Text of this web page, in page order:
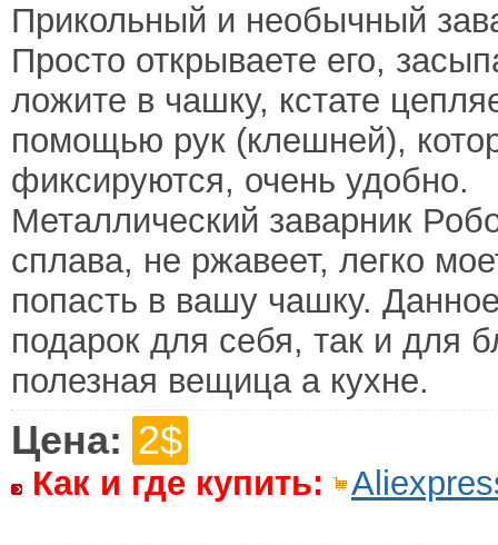
Прикольный и необычный
Просто открываете его,
ложите в чашку, кстате
помощью рук (клешней),
фиксируются, очень удобно.
Металлический заварник
сплава, не ржавеет, легко
попасть в вашу чашку.
подарок для себя, так и для
полезная вещица а кухне.
Цена: 2$
Как и где купить: